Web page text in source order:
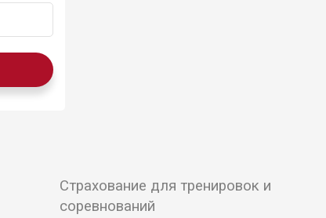
Страхование для тренировок и
соревнований